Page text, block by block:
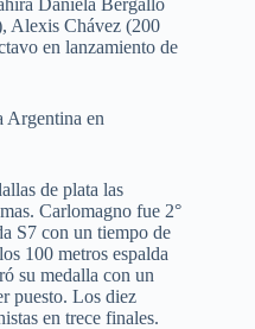
Daniela Bergallo
Alexis Chávez (200
en lanzamiento de
Argentina en
de plata las
Carlomagno fue 2°
S7 con un tiempo de
100 metros espalda
su medalla con un
puesto. Los diez
en trece finales.